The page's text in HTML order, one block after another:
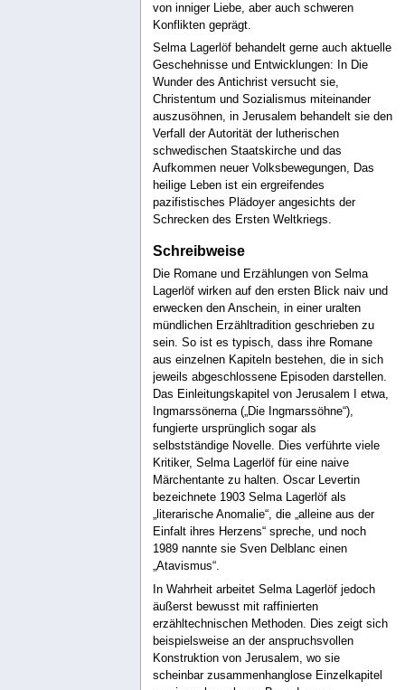
von inniger Liebe, aber auch schweren
Konflikten geprägt.
Selma Lagerlöf behandelt gerne auch aktuelle
Geschehnisse und Entwicklungen: In Die
Wunder des Antichrist versucht sie,
Christentum und Sozialismus miteinander
auszusöhnen, in Jerusalem behandelt sie den
Verfall der Autorität der lutherischen
schwedischen Staatskirche und das
Aufkommen neuer Volksbewegungen, Das
heilige Leben ist ein ergreifendes
pazifistisches Plädoyer angesichts der
Schrecken des Ersten Weltkriegs.
Schreibweise
Die Romane und Erzählungen von Selma
Lagerlöf wirken auf den ersten Blick naiv und
erwecken den Anschein, in einer uralten
mündlichen Erzähltradition geschrieben zu
sein. So ist es typisch, dass ihre Romane
aus einzelnen Kapiteln bestehen, die in sich
jeweils abgeschlossene Episoden darstellen.
Das Einleitungskapitel von Jerusalem I etwa,
Ingmarssönerna („Die Ingmarssöhne“),
fungierte ursprünglich sogar als
selbstständige Novelle. Dies verführte viele
Kritiker, Selma Lagerlöf für eine naive
Märchentante zu halten. Oscar Levertin
bezeichnete 1903 Selma Lagerlöf als
„literarische Anomalie“, die „alleine aus der
Einfalt ihres Herzens“ spreche, und noch
1989 nannte sie Sven Delblanc einen
„Atavismus“.
In Wahrheit arbeitet Selma Lagerlöf jedoch
äußerst bewusst mit raffinierten
erzähltechnischen Methoden. Dies zeigt sich
beispielsweise an der anspruchsvollen
Konstruktion von Jerusalem, wo sie
scheinbar zusammenhanglose Einzelkapitel